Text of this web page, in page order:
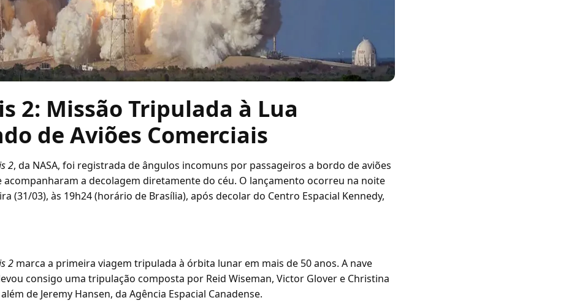
2: Missão Tripulada à Lua
de Aviões Comerciais
2, da NASA, foi registrada de ângulos incomuns por passageiros a bordo de aviões
acompanharam a decolagem diretamente do céu. O lançamento ocorreu na noite
(31/03), às 19h24 (horário de Brasília), após decolar do Centro Espacial Kennedy,
2 marca a primeira viagem tripulada à órbita lunar em mais de 50 anos. A nave
consigo uma tripulação composta por Reid Wiseman, Victor Glover e Christina
de Jeremy Hansen, da Agência Espacial Canadense.